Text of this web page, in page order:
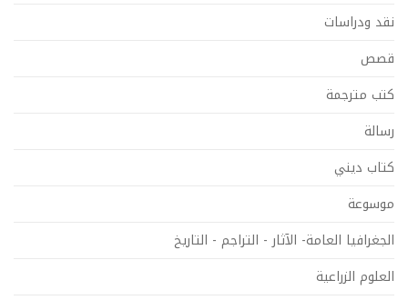
نقد ودراسات
قصص
كتب مترجمة
رسالة
كتاب ديني
موسوعة
الجغرافيا العامة- الآثار - التراجم - التاريخ
العلوم الزراعية